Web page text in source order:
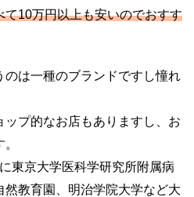
10万円以上も安いのでおすす
は一種のブランドですし憧れ
プ的なお店もありますし、お
東京大学医科学研究所附属病
然教育園、明治学院大学など大